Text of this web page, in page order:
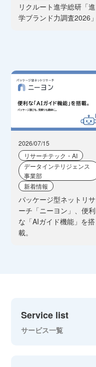
リクルート進学総研「進
学ブランド力調査2026」
2026/07/15
リサーチテック・AI
データインテリジェンス
事業部
新着情報
パッケージ型ネットリサ
ーチ「ニーヨン」、便利
な「AIガイド機能」を搭
載。
Service list
サービス一覧